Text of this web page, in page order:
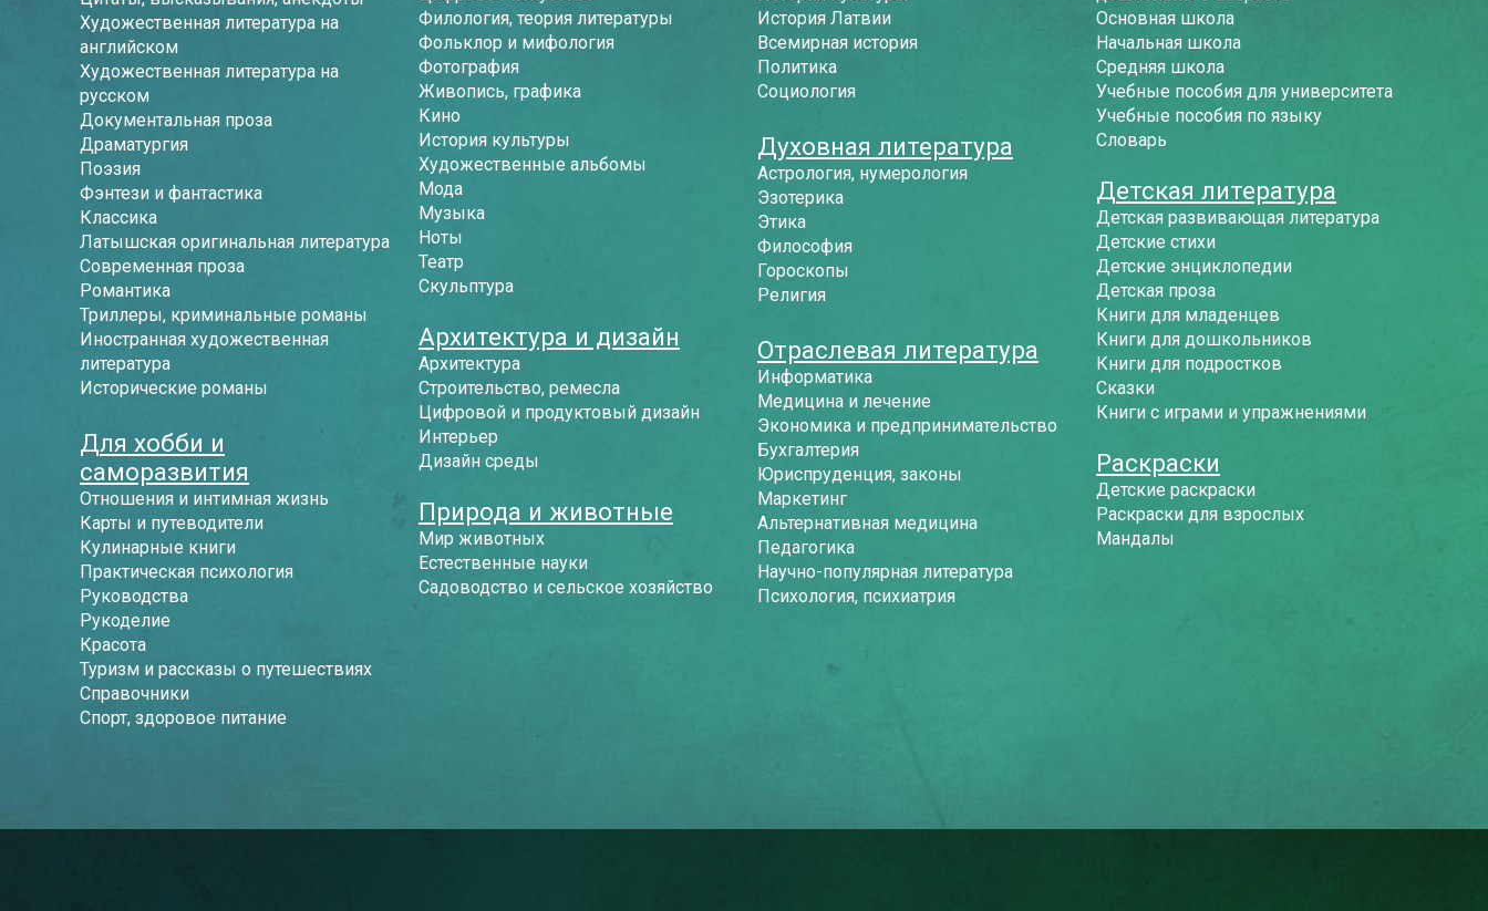
Художественная литература на
английском
Художественная литература на
русском
Документальная проза
Драматургия
Поэзия
Фэнтези и фантастика
Классика
Латышская оригинальная литература
Современная проза
Романтика
Триллеры, криминальные романы
Иностранная художественная
литература
Исторические романы
Для хобби и
саморазвития
Отношения и интимная жизнь
Карты и путеводители
Кулинарные книги
Практическая психология
Руководства
Рукоделие
Красота
Туризм и рассказы о путешествиях
Справочники
Спорт, здоровое питание
Филология, теория литературы
Фольклор и мифология
Фотография
Живопись, графика
Кино
История культуры
Художественные альбомы
Мода
Музыка
Ноты
Театр
Скульптура
Архитектура и дизайн
Архитектура
Строительство, ремесла
Цифровой и продуктовый дизайн
Интерьер
Дизайн среды
Природа и животные
Мир животных
Естественные науки
Садоводство и сельское хозяйство
История Латвии
Всемирная история
Политика
Социология
Духовная литература
Астрология, нумерология
Эзотерика
Этика
Философия
Гороскопы
Религия
Отраслевая литература
Информатика
Медицина и лечение
Экономика и предпринимательство
Бухгалтерия
Юриспруденция, законы
Маркетинг
Альтернативная медицина
Педагогика
Научно-популярная литература
Психология, психиатрия
Основная школа
Начальная школа
Средняя школа
Учебные пособия для университета
Учебные пособия по языку
Словарь
Детская литература
Детская развивающая литература
Детские стихи
Детские энциклопедии
Детская проза
Книги для младенцев
Книги для дошкольников
Книги для подростков
Сказки
Книги с играми и упражнениями
Раскраски
Детские раскраски
Раскраски для взрослых
Мандалы